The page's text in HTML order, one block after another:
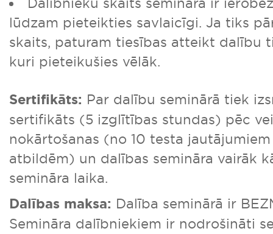
lūdzam pieteikties savlaicīgi. Ja tiks
skaits, paturam tiesības atteikt dalību
kuri pieteikušies vēlāk.
Sertifikāts: Par dalību seminārā tiek
sertifikāts (5 izglītības stundas) pēc
nokārtošanas (no 10 testa
atbildēm) un dalības semināra vairāk
semināra laika.
Dalības maksa: Dalība seminārā ir
Semināra dalībniekiem ir nodrošināti